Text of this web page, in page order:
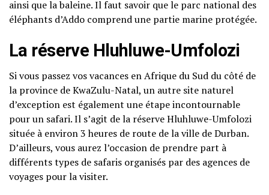
ainsi que la baleine. Il faut savoir que le parc national des
éléphants d’Addo comprend une partie marine protégée.
La réserve Hluhluwe-Umfolozi
Si vous passez vos vacances en Afrique du Sud du côté de
la province de KwaZulu-Natal, un autre site naturel
d’exception est également une étape incontournable
pour un safari. Il s’agit de la réserve Hluhluwe-Umfolozi
située à environ 3 heures de route de la ville de Durban.
D’ailleurs, vous aurez l’occasion de prendre part à
différents types de safaris organisés par des agences de
voyages pour la visiter.